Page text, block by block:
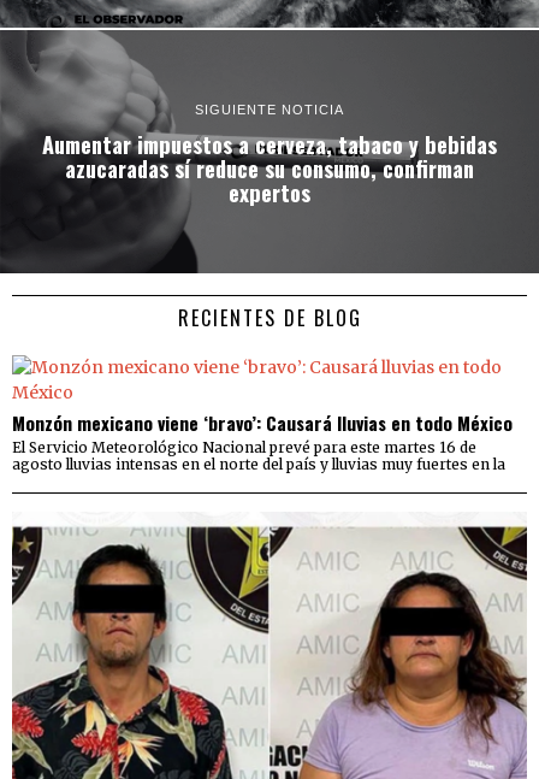
SIGUIENTE NOTICIA
Aumentar impuestos a cerveza, tabaco y bebidas
azucaradas sí reduce su consumo, confirman
expertos
RECIENTES DE BLOG
Monzón mexicano viene ‘bravo’: Causará lluvias en todo México
El Servicio Meteorológico Nacional prevé para este martes 16 de
agosto lluvias intensas en el norte del país y lluvias muy fuertes en la